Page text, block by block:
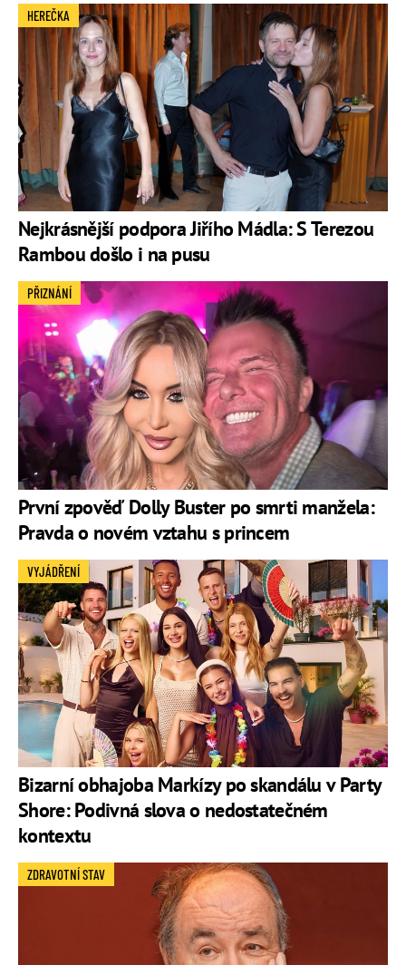
Nejkrásnější podpora Jiřího Mádla: S Terezou
Rambou došlo i na pusu
HEREČKA
První zpověď Dolly Buster po smrti manžela:
Pravda o novém vztahu s princem
PŘIZNÁNÍ
Bizarní obhajoba Markízy po skandálu v Party
Shore: Podivná slova o nedostatečném
kontextu
VYJÁDŘENÍ
ZDRAVOTNÍ STAV